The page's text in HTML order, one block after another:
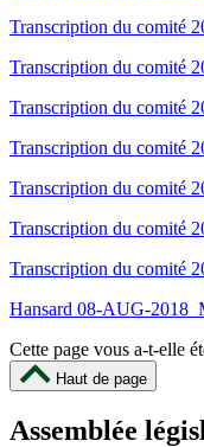
Transcription du comité
Transcription du comité
Transcription du comité
Transcription du comité
Transcription du comité
Transcription du comité
Transcription du comité
Hansard 08-AUG-
Cette page vous a-t-elle
Haut de page
Assemblée